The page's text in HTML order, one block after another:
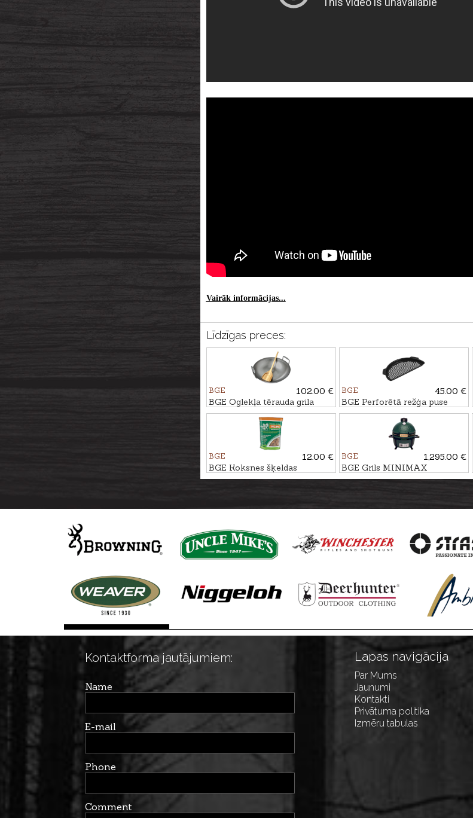
Vairāk informācijas...
Līdzīgas preces:
BGE
102.00 €
BGE Oglekļa tērauda grila
vokpanna priekš Large un
XLarge griliem
BGE
45.00 €
BGE Perforētā režģa puse
priekš Large grila
BGE
12.00 €
BGE Koksnes šķeldas
PEKANKOKS, 2,9L
BGE
1,295.00 €
BGE Grils MINIMAX
Kontaktforma jautājumiem:
Name
E-mail
Phone
Comment
Lapas navigācija
Par Mums
Jaunumi
Kontakti
Privātuma politika
Izmēru tabulas